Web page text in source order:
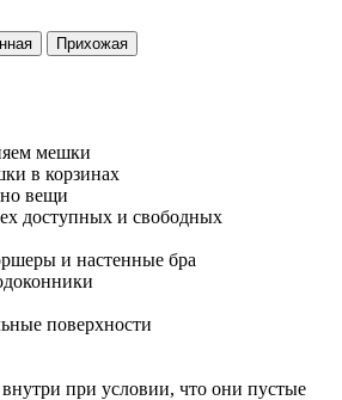
мешки
в корзинах
вещи
доступных и свободных
и настенные бра
поверхности
при условии, что они пустые